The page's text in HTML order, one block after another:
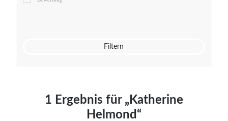
Mato von Vogelstein
Filtern
1 Ergebnis für „Katherine
Helmond“